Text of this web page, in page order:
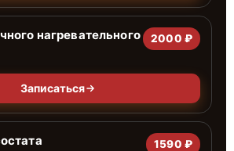
нагревательного
2000 ₽
Записаться
1590 ₽